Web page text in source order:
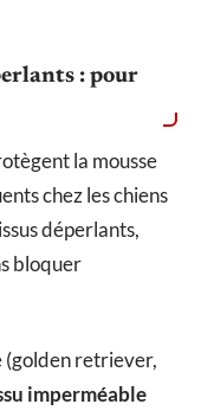
: pour
la mousse
chez les chiens
déperlants,
bloquer
(golden retriever,
imperméable